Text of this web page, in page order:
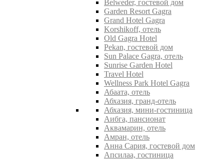
Belweder, гостевой дом
Garden Resort Gagra
Grand Hotel Gagra
Korshikoff, отель
Old Gagra Hotel
Pekan, гостевой дом
Sun Palace Gagra, отель
Sunrise Garden Hotel
Travel Hotel
Wellness Park Hotel Gagra
Абаата, отель
Абхазия, гранд-отель
Абхазия, мини-гостиница
Аибга, пансионат
Аквамарин, отель
Амран, отель
Анна Сария, гостевой дом
Апсилаа, гостиница